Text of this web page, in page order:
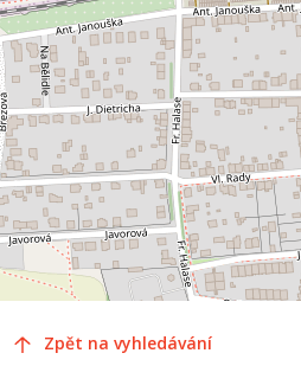
Zpět na vyhledávání